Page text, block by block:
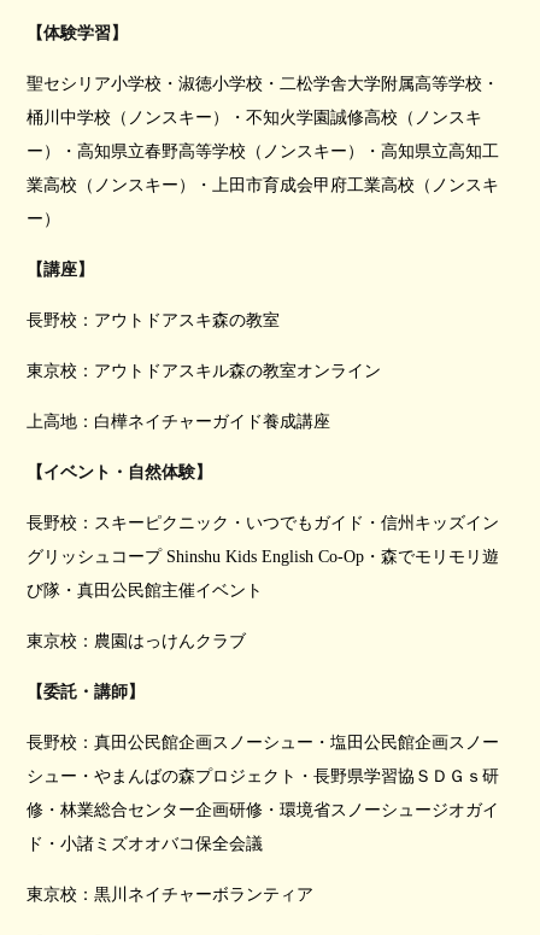
【体験学習】
聖セシリア小学校・淑徳小学校・二松学舎大学附属高等学校・
桶川中学校（ノンスキー）・不知火学園誠修高校（ノンスキ
ー）・高知県立春野高等学校（ノンスキー）・高知県立高知工
業高校（ノンスキー）・上田市育成会甲府工業高校（ノンスキ
ー）
【講座】
長野校：アウトドアスキ森の教室
東京校：アウトドアスキル森の教室オンライン
上高地：白樺ネイチャーガイド養成講座
【イベント・自然体験】
長野校：スキーピクニック・いつでもガイド・信州キッズイン
グリッシュコープ Shinshu Kids English Co-Op・森でモリモリ遊
び隊・真田公民館主催イベント
東京校：農園はっけんクラブ
【委託・講師】
長野校：真田公民館企画スノーシュー・塩田公民館企画スノー
シュー・やまんばの森プロジェクト・長野県学習協ＳＤＧｓ研
修・林業総合センター企画研修・環境省スノーシュージオガイ
ド・小諸ミズオオバコ保全会議
東京校：黒川ネイチャーボランティア